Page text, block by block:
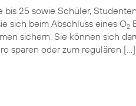
bis 25 sowie Schüler,
sich beim Abschluss eines O2
sichern. Sie können sich
sparen oder zum regulären […]